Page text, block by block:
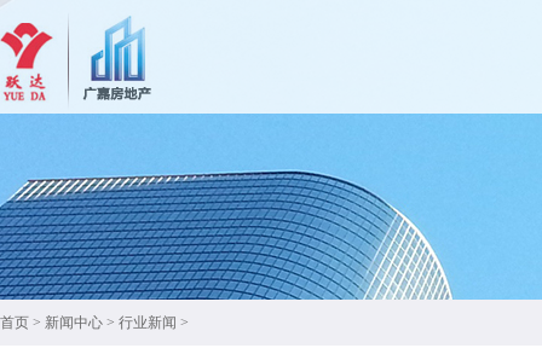
首页 > 新闻中心 > 行业新闻 >